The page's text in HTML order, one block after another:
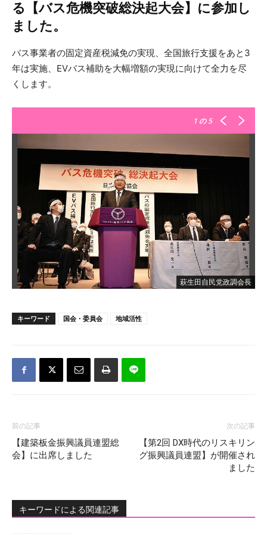
る【バス危機突破総決起大会】に参加し
ました。
バス事業者の固定資産税減免の実現、全国旅行支援をあと3
年は実施、EVバス補助を大幅増額の実現に向けて全力を尽
くします。
1 の 5
萩生田自民党政調会長
キーワード 国会・委員会 地域活性
前の記事
【建築板金振興議員連盟総
会】に出席しました
次の記事
【第2回 DX時代のリスキリン
グ振興議員連盟】が開催され
ました
キーワードによる関連記事